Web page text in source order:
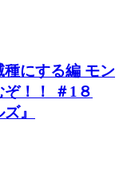
種にする編 モン
！！ ＃1８
』